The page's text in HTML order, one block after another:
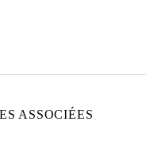
ASSOCIÉES